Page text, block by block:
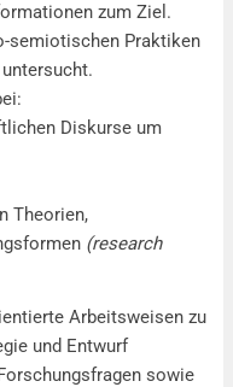
zum Ziel.
semiotischen Praktiken
Diskurse um
Theorien,
(research
Arbeitsweisen zu
und Entwurf
sowie